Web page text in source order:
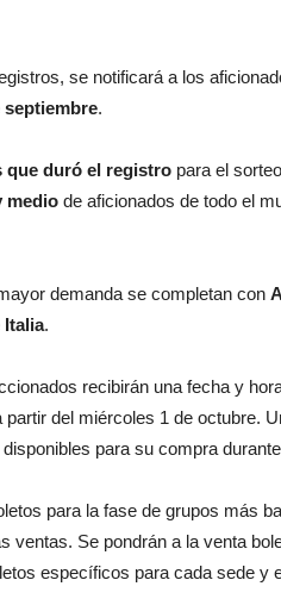
se notificará a los
septiembre.
que duró el registro para el
medio de aficionados de todo el
demanda se completan con
Italia.
recibirán una fecha y
del miércoles 1 de octubre.
para su compra
para la fase de grupos más
ventas. Se pondrán a la venta
específicos para cada sede y